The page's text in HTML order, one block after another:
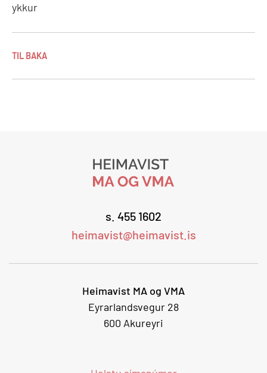
ykkur
TIL BAKA
s. 455 1602
heimavist@heimavist.is
Heimavist MA og VMA
Eyrarlandsvegur 28
600 Akureyri